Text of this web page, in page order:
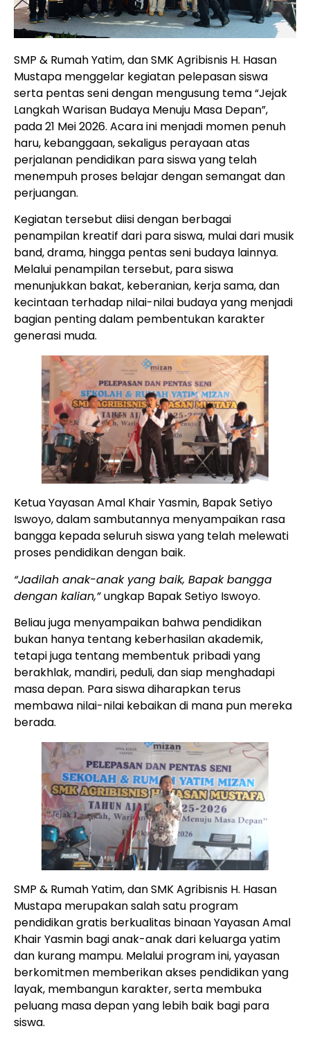
SMP & Rumah Yatim, dan SMK Agribisnis H. Hasan
Mustapa menggelar kegiatan pelepasan siswa
serta pentas seni dengan mengusung tema “Jejak
Langkah Warisan Budaya Menuju Masa Depan”,
pada 21 Mei 2026. Acara ini menjadi momen penuh
haru, kebanggaan, sekaligus perayaan atas
perjalanan pendidikan para siswa yang telah
menempuh proses belajar dengan semangat dan
perjuangan.
Kegiatan tersebut diisi dengan berbagai
penampilan kreatif dari para siswa, mulai dari musik
band, drama, hingga pentas seni budaya lainnya.
Melalui penampilan tersebut, para siswa
menunjukkan bakat, keberanian, kerja sama, dan
kecintaan terhadap nilai-nilai budaya yang menjadi
bagian penting dalam pembentukan karakter
generasi muda.
Ketua Yayasan Amal Khair Yasmin, Bapak Setiyo
Iswoyo, dalam sambutannya menyampaikan rasa
bangga kepada seluruh siswa yang telah melewati
proses pendidikan dengan baik.
“Jadilah anak-anak yang baik, Bapak bangga
dengan kalian,”ungkap Bapak Setiyo Iswoyo.
Beliau juga menyampaikan bahwa pendidikan
bukan hanya tentang keberhasilan akademik,
tetapi juga tentang membentuk pribadi yang
berakhlak, mandiri, peduli, dan siap menghadapi
masa depan. Para siswa diharapkan terus
membawa nilai-nilai kebaikan di mana pun mereka
berada.
SMP & Rumah Yatim, dan SMK Agribisnis H. Hasan
Mustapa merupakan salah satu program
pendidikan gratis berkualitas binaan Yayasan Amal
Khair Yasmin bagi anak-anak dari keluarga yatim
dan kurang mampu. Melalui program ini, yayasan
berkomitmen memberikan akses pendidikan yang
layak, membangun karakter, serta membuka
peluang masa depan yang lebih baik bagi para
siswa.